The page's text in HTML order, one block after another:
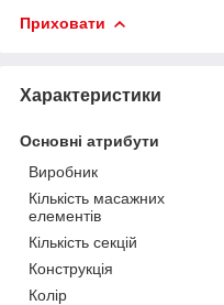
Приховати
Характеристики
Основні атрибути
Виробник
Кількість масажних
елементів
Кількість секцій
Конструкція
Колір